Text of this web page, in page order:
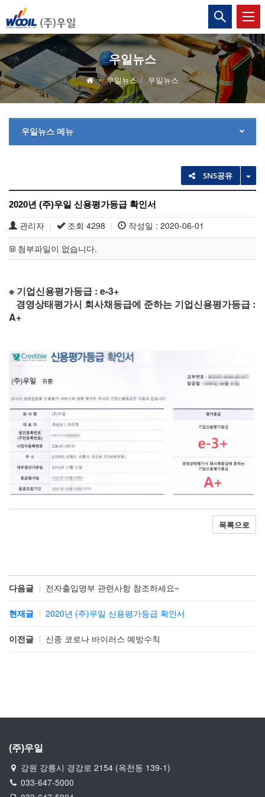
(주)
우
일
통
합
검
색
열
기
우일뉴스
우일뉴스 우일뉴스
우일뉴스 메뉴
SNS공유
2020년 (주)우일 신용평가등급 확인서
관리자 | 조회 4298 |
작성일 : 2020-06-01
첨부파일이 없습니다.
※ 기업신용평가등급 : e-3+
경영상태평가시 회사채등급에 준하는 기업신용평가등급 :
A+
목록으로
다음글 전자출입명부 관련사항 참조하세요~
현재글 2020년 (주)우일 신용평가등급 확인서
이전글 신종 코로나 바이러스 예방수칙
(주)우일
강원 강릉시 경강로 2154 (옥천동 139-1)
033-647-5000